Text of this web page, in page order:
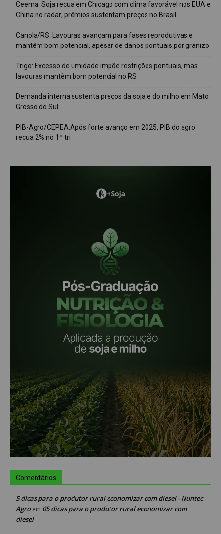
Ceema: Soja recua em Chicago com clima favorável nos EUA e
China no radar; prêmios sustentam preços no Brasil
Canola/RS: Lavouras avançam para fases reprodutivas e
mantêm bom potencial, apesar de danos pontuais por granizo
Trigo: Excesso de umidade impõe restrições pontuais, mas
lavouras mantêm bom potencial no RS
Demanda interna sustenta preços da soja e do milho em Mato
Grosso do Sul
PIB-Agro/CEPEA:Após forte avanço em 2025, PIB do agro
recua 2% no 1º tri
Comentários
5 dicas para o produtor rural economizar com diesel - Nuntec
Agroem 05 dicas para o produtor rural economizar com
diesel